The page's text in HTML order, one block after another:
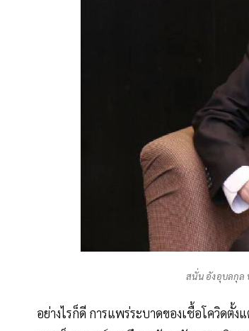
สนั่น อังอุบลกุล
อย่างไรก็ดี การแพร่ระบาดของเชื้อโควิดตั้